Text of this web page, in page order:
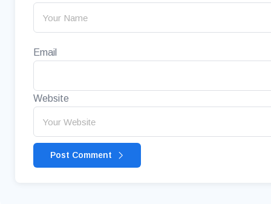
Email
Website
Post Comment